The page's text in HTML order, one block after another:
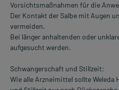
Vorsichtsmaßnahmen für die
Der Kontakt der Salbe mit Augen
vermeiden.
Bei länger anhaltenden oder
aufgesucht werden.
Schwangerschaft und Stillzeit:
Wie alle Arzneimittel sollte Weleda